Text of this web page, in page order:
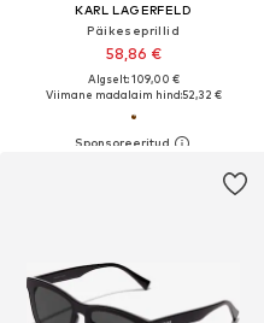
KARL LAGERFELD
Päikeseprillid
58,86 €
Algselt: 109,00 €
Viimane madalaim hind:52,32 €